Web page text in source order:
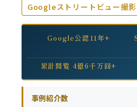
Googleストリートビュー撮影
Google公認11年+
累計閲覧 4億6千万回+
事例紹介数